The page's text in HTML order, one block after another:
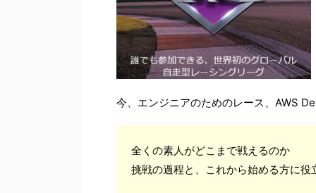
今、エンジニアのためのレース、AWS
全くの素人がどこまで戦えるのか
挑戦の過程と、これから始める方に役